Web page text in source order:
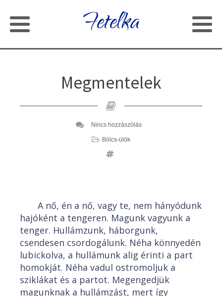
Fetelka
Megmentelek
Nincs hozzászólás
Bölcs-ülök
A nő, én a nő, vagy te, nem hányódunk
hajóként a tengeren. Magunk vagyunk a
tenger. Hullámzunk, háborgunk,
csendesen csordogálunk. Néha könnyedén
lubickolva, a hullámunk alig érinti a part
homokját. Néha vadul ostromoljuk a
sziklákat és a partot. Megengedjük
magunknak a hullámzást, mert így